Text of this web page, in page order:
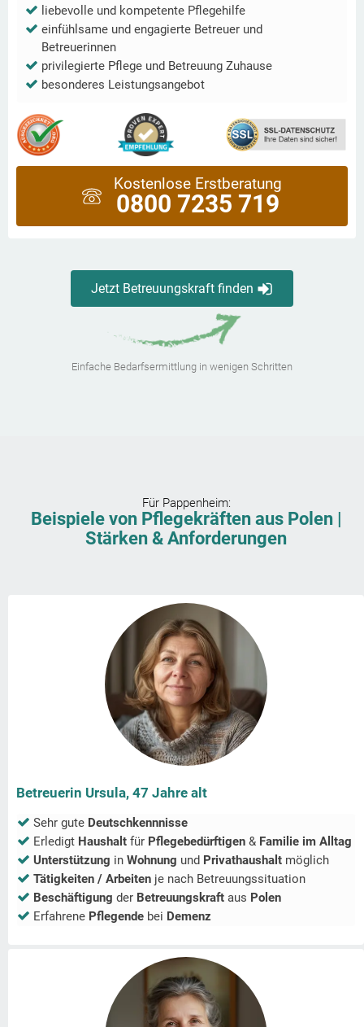
liebevolle und kompetente Pflegehilfe
einfühlsame und engagierte Betreuer und
Betreuerinnen
privilegierte Pflege und Betreuung Zuhause
besonderes Leistungsangebot
Kostenlose Erstberatung
0800 7235 719
Jetzt Betreuungskraft finden
Einfache Bedarfsermittlung in wenigen Schritten
Für Pappenheim:
Beispiele von Pflegekräften aus Polen |
Stärken & Anforderungen
Betreuerin Ursula, 47 Jahre alt
Sehr gute Deutschkennnisse
Erledigt Haushalt für Pflegebedürftigen & Familie im Alltag
Unterstützung in Wohnung und Privathaushalt möglich
Tätigkeiten / Arbeiten je nach Betreuungssituation
Beschäftigung der Betreuungskraft aus Polen
Erfahrene Pflegende bei Demenz